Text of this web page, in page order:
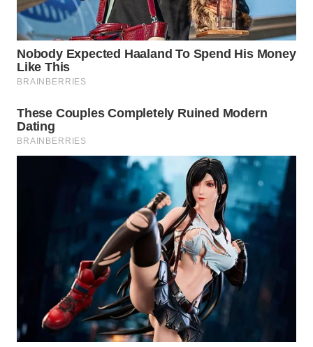
TANI
WAHANA
ADVOKAT
INFRASTRUKTUR
WAHANA
KONSUMEN
TRAVEL
WAHANA
TV